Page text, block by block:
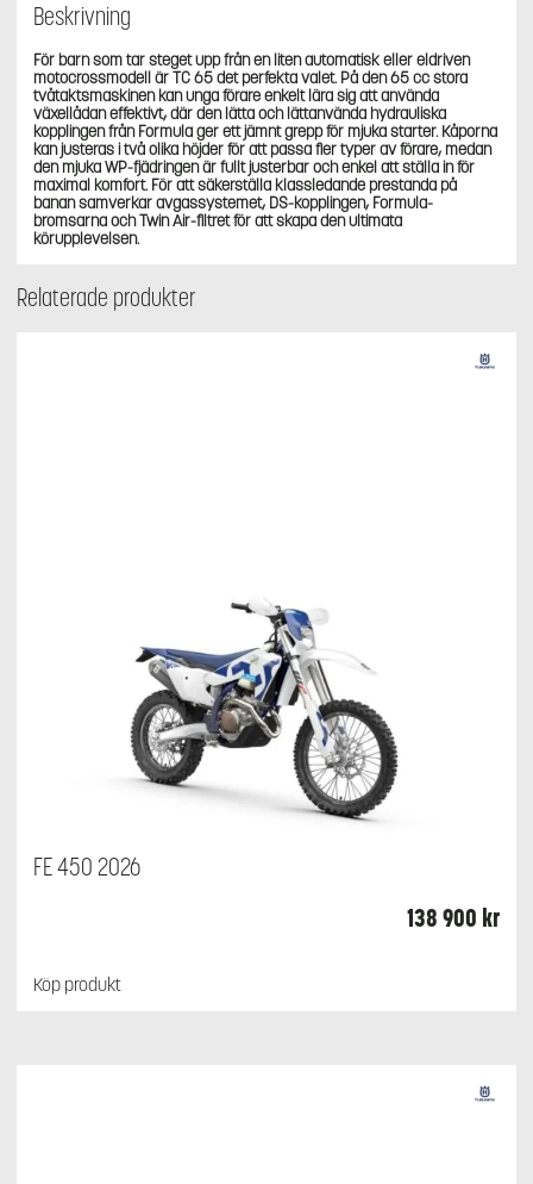
Beskrivning
För barn som tar steget upp från en liten automatisk eller eldriven
motocrossmodell är TC 65 det perfekta valet. På den 65 cc stora
tvåtaktsmaskinen kan unga förare enkelt lära sig att använda
växellådan effektivt, där den lätta och lättanvända hydrauliska
kopplingen från Formula ger ett jämnt grepp för mjuka starter. Kåporna
kan justeras i två olika höjder för att passa fler typer av förare, medan
den mjuka WP-fjädringen är fullt justerbar och enkel att ställa in för
maximal komfort. För att säkerställa klassledande prestanda på
banan samverkar avgassystemet, DS-kopplingen, Formula-
bromsarna och Twin Air-filtret för att skapa den ultimata
körupplevelsen.
Relaterade produkter
FE 450 2026
138 900 kr
Köp produkt